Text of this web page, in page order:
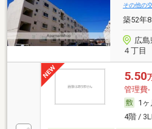
その他の
築52年
広
４丁目
5.50
管理費-
1ヶ
4階 /